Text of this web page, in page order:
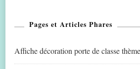
Pages et Articles Phares
Affiche décoration porte de classe